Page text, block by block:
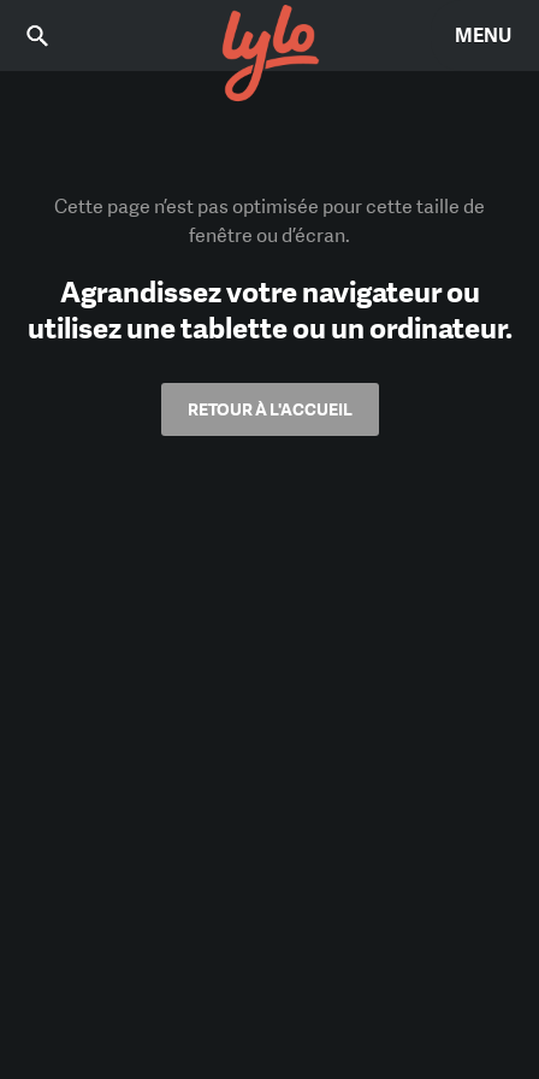
MENU
Cette page n’est pas optimisée pour cette taille de
fenêtre ou d’écran.
Agrandissez votre navigateur ou
utilisez une tablette ou un ordinateur.
RETOUR À L'ACCUEIL